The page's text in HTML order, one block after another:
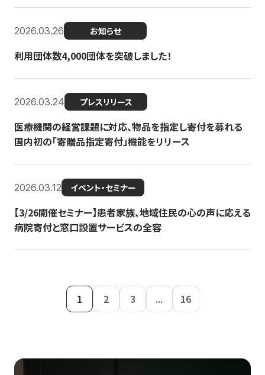
2026.03.26 お知らせ
利用団体数4,000団体を突破しました！
2026.03.24 プレスリリース
医療機関の経営課題に対応、物品を指定し寄付を募れる
国内初の「寄贈品指定寄付」機能をリリース
2026.03.12 イベント・セミナー
【3/26開催セミナー】患者家族、地域住民の心の声に応える
病院寄付と窓口設置サービスの全容
1 2 3 ... 16